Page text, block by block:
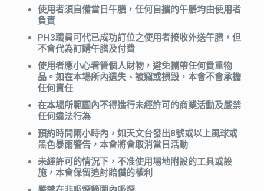
使用者須自備當日午膳，任何自攜的午膳均由使用者
負責
PH3職員可代已成功訂位之使用者接收外送午膳，但
不會代為訂購午膳及付費
使用者應小心看管個人財物，避免攜帶任何貴重物
品。如在本場所內遺失、被竊或損毀，本會不會承擔
任何責任
在本場所範圍內不得進行未經許可的商業活動及嚴禁
任何違法行為
預約時間兩小時內，如天文台發出8號或以上風球或
黑色暴雨警告，本會將會取消當日活動
未經許可的情況下，不准使用場地附設的工具或設
施，本會保留追討賠償的權利